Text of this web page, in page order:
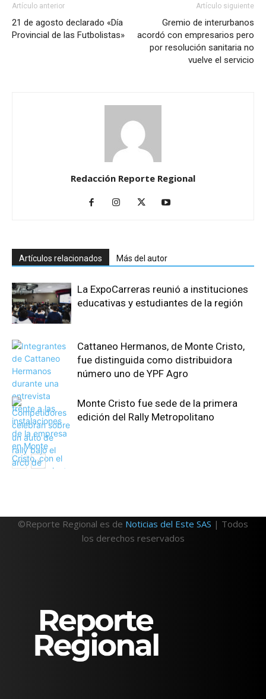
Artículo anterior
21 de agosto declarado «Día
Provincial de las Futbolistas»
Artículo siguiente
Gremio de interurbanos
acordó con empresarios pero
por resolución sanitaria no
vuelve el servicio
Redacción Reporte Regional
Artículos relacionados Más del autor
La ExpoCarreras reunió a instituciones
educativas y estudiantes de la región
Cattaneo Hermanos, de Monte Cristo,
fue distinguida como distribuidora
número uno de YPF Agro
Monte Cristo fue sede de la primera
edición del Rally Metropolitano
©Reporte Regional es de Noticias del Este SAS | Todos
los derechos reservados